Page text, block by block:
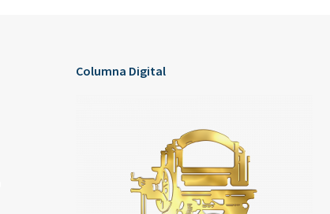
Columna Digital